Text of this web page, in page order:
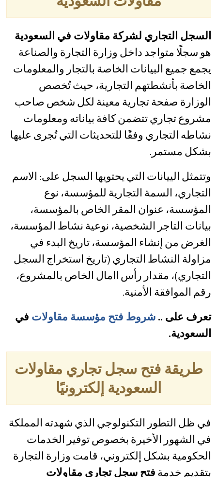
السجل التجاري لشركة مقاولات في السعودية
هو سجلًا متواجد داخل وزارة التجارة والصناعة
يجمع جميع البيانات الخاصة بالتجار والمعلومات
الخاصة بأنشطتهم التجارية، حيث تُخصص
الوزارة صفحة تجارية معينة لكل شخص صاحب
مشروع تجاري تتضمن كافة بياناته ومعلومات
نشاطه التجاري وفقًا للتحديثات التي تُجرى عليها
بشكل مستمر.
وتتمثل الييانات التي يحتويها السجل على: الاسم
التجاري، السمة التجارية للمؤسسة، نوع
المؤسسة، عنوان المقر الخاص بالمؤسسة،
بيانات التاجر الشخصية، نوعية نشاط المؤسسة،
الغرض من إنشاء المؤسسة، تاريخ البدء في
مزاولة النشاط التجاري (تاريخ استخراج السجل
التجاري)، مقدار رأس اامال الخاص بالمشروع،
رقم الموافقة الأمنية.
تعرف على ..شروط فتح مؤسسة مقاولاتفي
السعودية.
طريقة فتح سجل تجاري مقاولات
السعودية إلكترونيًا
في ظل التطور التكنولوجي الذي شهدته المملكة
في الشهور الأخيرة بخصوص توفير الخدمات
الحكومية بشكل إلكتروني، قامت وزارة التجارة
بتقديم خدمةفتح سجل تجاري مقاولات